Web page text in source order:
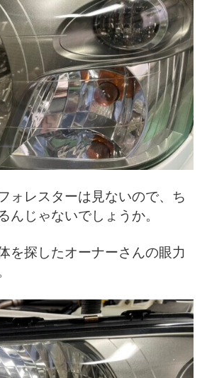
ォレスターは見ないので、ち
んじゃないでしょうか。
を探したオーナーさんの眼力